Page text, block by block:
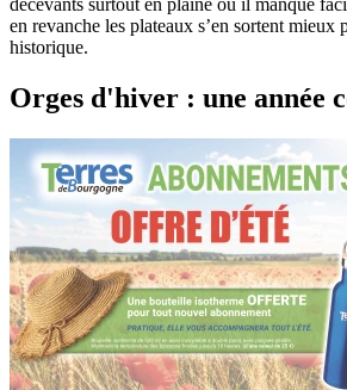
décevants surtout en plaine où il manque
en revanche les plateaux s’en sortent mieux
historique.
Orges d'hiver : une année